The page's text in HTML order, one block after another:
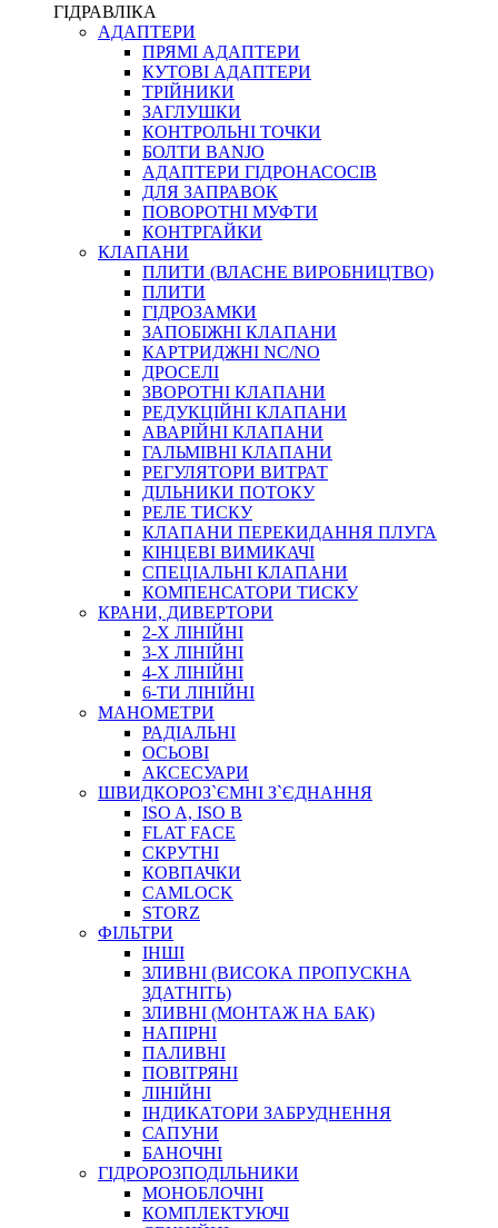
ФІТИНГИ ДІАГНОСТИЧНІ
АКСЕСУАРИ
ТРУБКИ ТА КОМПЛЕКТУЮЧІ
ФІТИНГИ ГІДРАВЛІЧНІ
ФІТИНГИ КОНДИЦІОНЕРНІ
ЗАХИСТ РУКАВІВ
ФІТИНГИ KARCHER
ФІТИНГИ НА ПІДЙОМ КАБІНИ
КОНЕКТОРИ
ХОМУТИ
ЧЕРВ`ЯЧНІ
ПРУЖИННІ
НЕЙЛОНОВІ
ПРОРЕЗИНЕНІ
АВТОТОВАРИ
АВТОХІМІЯ
ДОМКРАТИ
НАБОРИ ЗАПОБІЖНИКІВ, КЛЕМ, АКСЕСУАРІВ
НАСОСИ, КОМПРЕСОРИ, МАНОМЕТРИ
ПАСТА, АНТИСЕПТИК
ІНСТРУМЕНТ
САДОВИЙ ІНВЕНТАР
ЕЛЕКТРИЧНІ ПРИЛАДИ
ПАЛЬНИКИ, ПАЯЛЬНИКИ, ПАЯЛЬНІ ЛАМПИ
ІНСТРУМЕНТИ ДЛЯ ЕЛЕКТРИКА
ЕЛЕКТРОІНСТРУМЕНТИ
ЗАМКИ І КОМПЛЕКТУЮЧІ
ІНСТРУМЕНТИ ДЛЯ ЗВАРЮВАННЯ, АКСЕСУАРИ
ГІДРАВЛІКА
АДАПТЕРИ
ПРЯМІ АДАПТЕРИ
КУТОВІ АДАПТЕРИ
ТРІЙНИКИ
ЗАГЛУШКИ
КОНТРОЛЬНІ ТОЧКИ
БОЛТИ BANJO
АДАПТЕРИ ГІДРОНАСОСІВ
ДЛЯ ЗАПРАВОК
ПОВОРОТНІ МУФТИ
КОНТРГАЙКИ
КЛАПАНИ
ПЛИТИ (ВЛАСНЕ ВИРОБНИЦТВО)
ПЛИТИ
ГІДРОЗАМКИ
ЗАПОБІЖНІ КЛАПАНИ
КАРТРИДЖНІ NC/NO
ДРОСЕЛІ
ЗВОРОТНІ КЛАПАНИ
РЕДУКЦІЙНІ КЛАПАНИ
АВАРІЙНІ КЛАПАНИ
ГАЛЬМІВНІ КЛАПАНИ
РЕГУЛЯТОРИ ВИТРАТ
ДІЛЬНИКИ ПОТОКУ
РЕЛЕ ТИСКУ
КЛАПАНИ ПЕРЕКИДАННЯ ПЛУГА
КІНЦЕВІ ВИМИКАЧІ
СПЕЦІАЛЬНІ КЛАПАНИ
КОМПЕНСАТОРИ ТИСКУ
КРАНИ, ДИВЕРТОРИ
2-Х ЛІНІЙНІ
3-Х ЛІНІЙНІ
4-Х ЛІНІЙНІ
6-ТИ ЛІНІЙНІ
МАНОМЕТРИ
РАДІАЛЬНІ
ОСЬОВІ
АКСЕСУАРИ
ШВИДКОРОЗ`ЄМНІ З`ЄДНАННЯ
ISO A, ISO B
FLAT FACE
СКРУТНІ
КОВПАЧКИ
CAMLOCK
STORZ
ФІЛЬТРИ
ІНШІ
ЗЛИВНІ (ВИСОКА ПРОПУСКНА
ЗДАТНІТЬ)
ЗЛИВНІ (МОНТАЖ НА БАК)
НАПІРНІ
ПАЛИВНІ
ПОВІТРЯНІ
ЛІНІЙНІ
ІНДИКАТОРИ ЗАБРУДНЕННЯ
САПУНИ
БАНОЧНІ
ГІДРОРОЗПОДІЛЬНИКИ
МОНОБЛОЧНІ
КОМПЛЕКТУЮЧІ